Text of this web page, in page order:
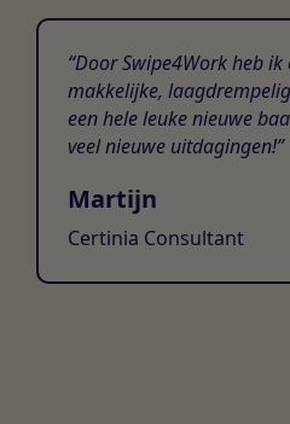
Door Swipe4Work heb ik
makkelijke,
een hele leuke nieuwe
veel nieuwe uitdagingen!
Martijn
Certinia Consultant